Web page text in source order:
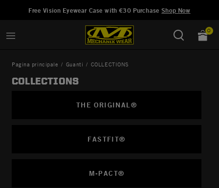
Free Vision Eyewear Case with €30 PurchaseShop Now
0
Pagina principale Guanti COLLECTIONS
COLLECTIONS
THE ORIGINAL®
FASTFIT®
M-PACT®
Aggiunto a Gestisci Lista dei Desideri